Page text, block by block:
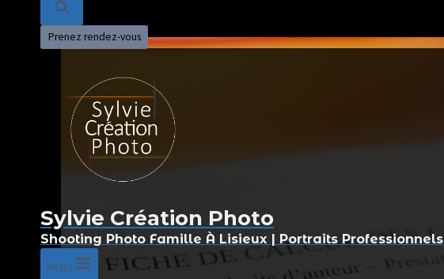
Prenez rendez-vous
Sylvie Création Photo
Shooting Photo Famille À Lisieux | Portraits Professionnels
MENU
:
Adoré
Entreprise
locale
et
indépendante